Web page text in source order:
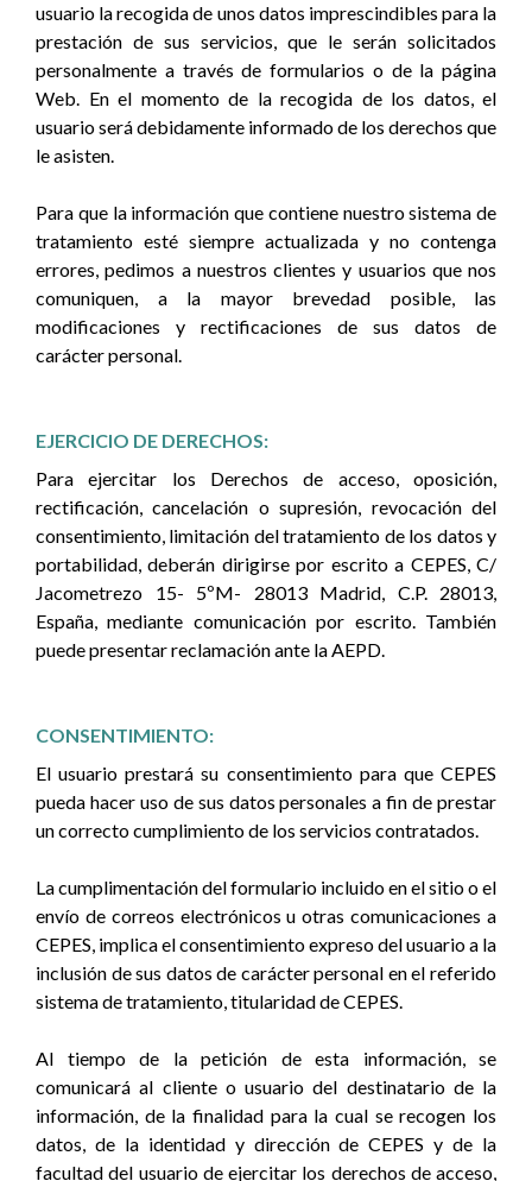
usuario la recogida de unos datos imprescindibles para la
prestación de sus servicios, que le serán solicitados
personalmente a través de formularios o de la página
Web. En el momento de la recogida de los datos, el
usuario será debidamente informado de los derechos que
le asisten.
Para que la información que contiene nuestro sistema de
tratamiento esté siempre actualizada y no contenga
errores, pedimos a nuestros clientes y usuarios que nos
comuniquen, a la mayor brevedad posible, las
modificaciones y rectificaciones de sus datos de
carácter personal.
EJERCICIO DE DERECHOS:
Para ejercitar los Derechos de acceso, oposición,
rectificación, cancelación o supresión, revocación del
consentimiento, limitación del tratamiento de los datos y
portabilidad, deberán dirigirse por escrito a CEPES, C/
Jacometrezo 15- 5ºM- 28013 Madrid, C.P. 28013,
España, mediante comunicación por escrito. También
puede presentar reclamación ante la AEPD.
CONSENTIMIENTO:
El usuario prestará su consentimiento para que CEPES
pueda hacer uso de sus datos personales a fin de prestar
un correcto cumplimiento de los servicios contratados.
La cumplimentación del formulario incluido en el sitio o el
envío de correos electrónicos u otras comunicaciones a
CEPES, implica el consentimiento expreso del usuario a la
inclusión de sus datos de carácter personal en el referido
sistema de tratamiento, titularidad de CEPES.
Al tiempo de la petición de esta información, se
comunicará al cliente o usuario del destinatario de la
información, de la finalidad para la cual se recogen los
datos, de la identidad y dirección de CEPES y de la
facultad del usuario de ejercitar los derechos de acceso,